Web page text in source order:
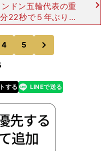
ドン五輪代表の重
22秒で５年ぶりの
でも世界選手権出場
ジャネイロ五輪代
4 5
する
line LINEで送る